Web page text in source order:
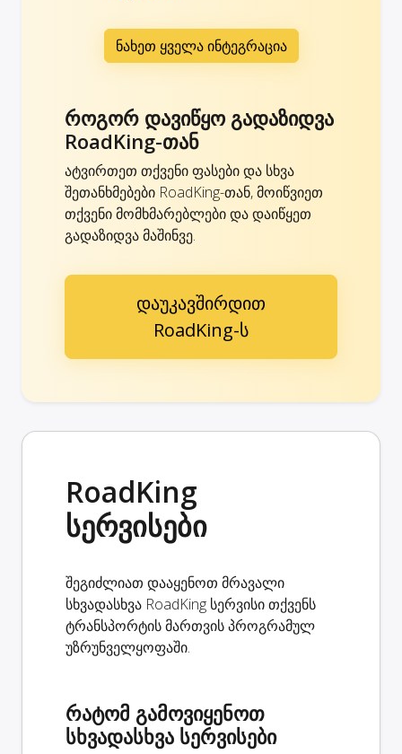
ნახეთ ყველა ინტეგრაცია
როგორ დავიწყო გადაზიდვა
RoadKing-თან
ატვირთეთ თქვენი ფასები და სხვა
შეთანხმებები RoadKing-თან, მოიწვიეთ
თქვენი მომხმარებლები და დაიწყეთ
გადაზიდვა მაშინვე.
დაუკავშირდით
RoadKing-ს
RoadKing
სერვისები
შეგიძლიათ დააყენოთ მრავალი
სხვადასხვა RoadKing სერვისი თქვენს
ტრანსპორტის მართვის პროგრამულ
უზრუნველყოფაში.
რატომ გამოვიყენოთ
სხვადასხვა სერვისები